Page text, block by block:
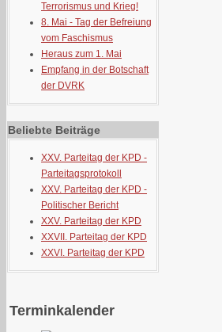
Terrorismus und Krieg!
8. Mai - Tag der Befreiung
vom Faschismus
Heraus zum 1. Mai
Empfang in der Botschaft
der DVRK
Beliebte Beiträge
XXV. Parteitag der KPD -
Parteitagsprotokoll
XXV. Parteitag der KPD -
Politischer Bericht
XXV. Parteitag der KPD
XXVII. Parteitag der KPD
XXVI. Parteitag der KPD
Terminkalender